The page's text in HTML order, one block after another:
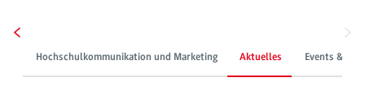
Hochschulkommunikation und Marketing Aktuelles Events &